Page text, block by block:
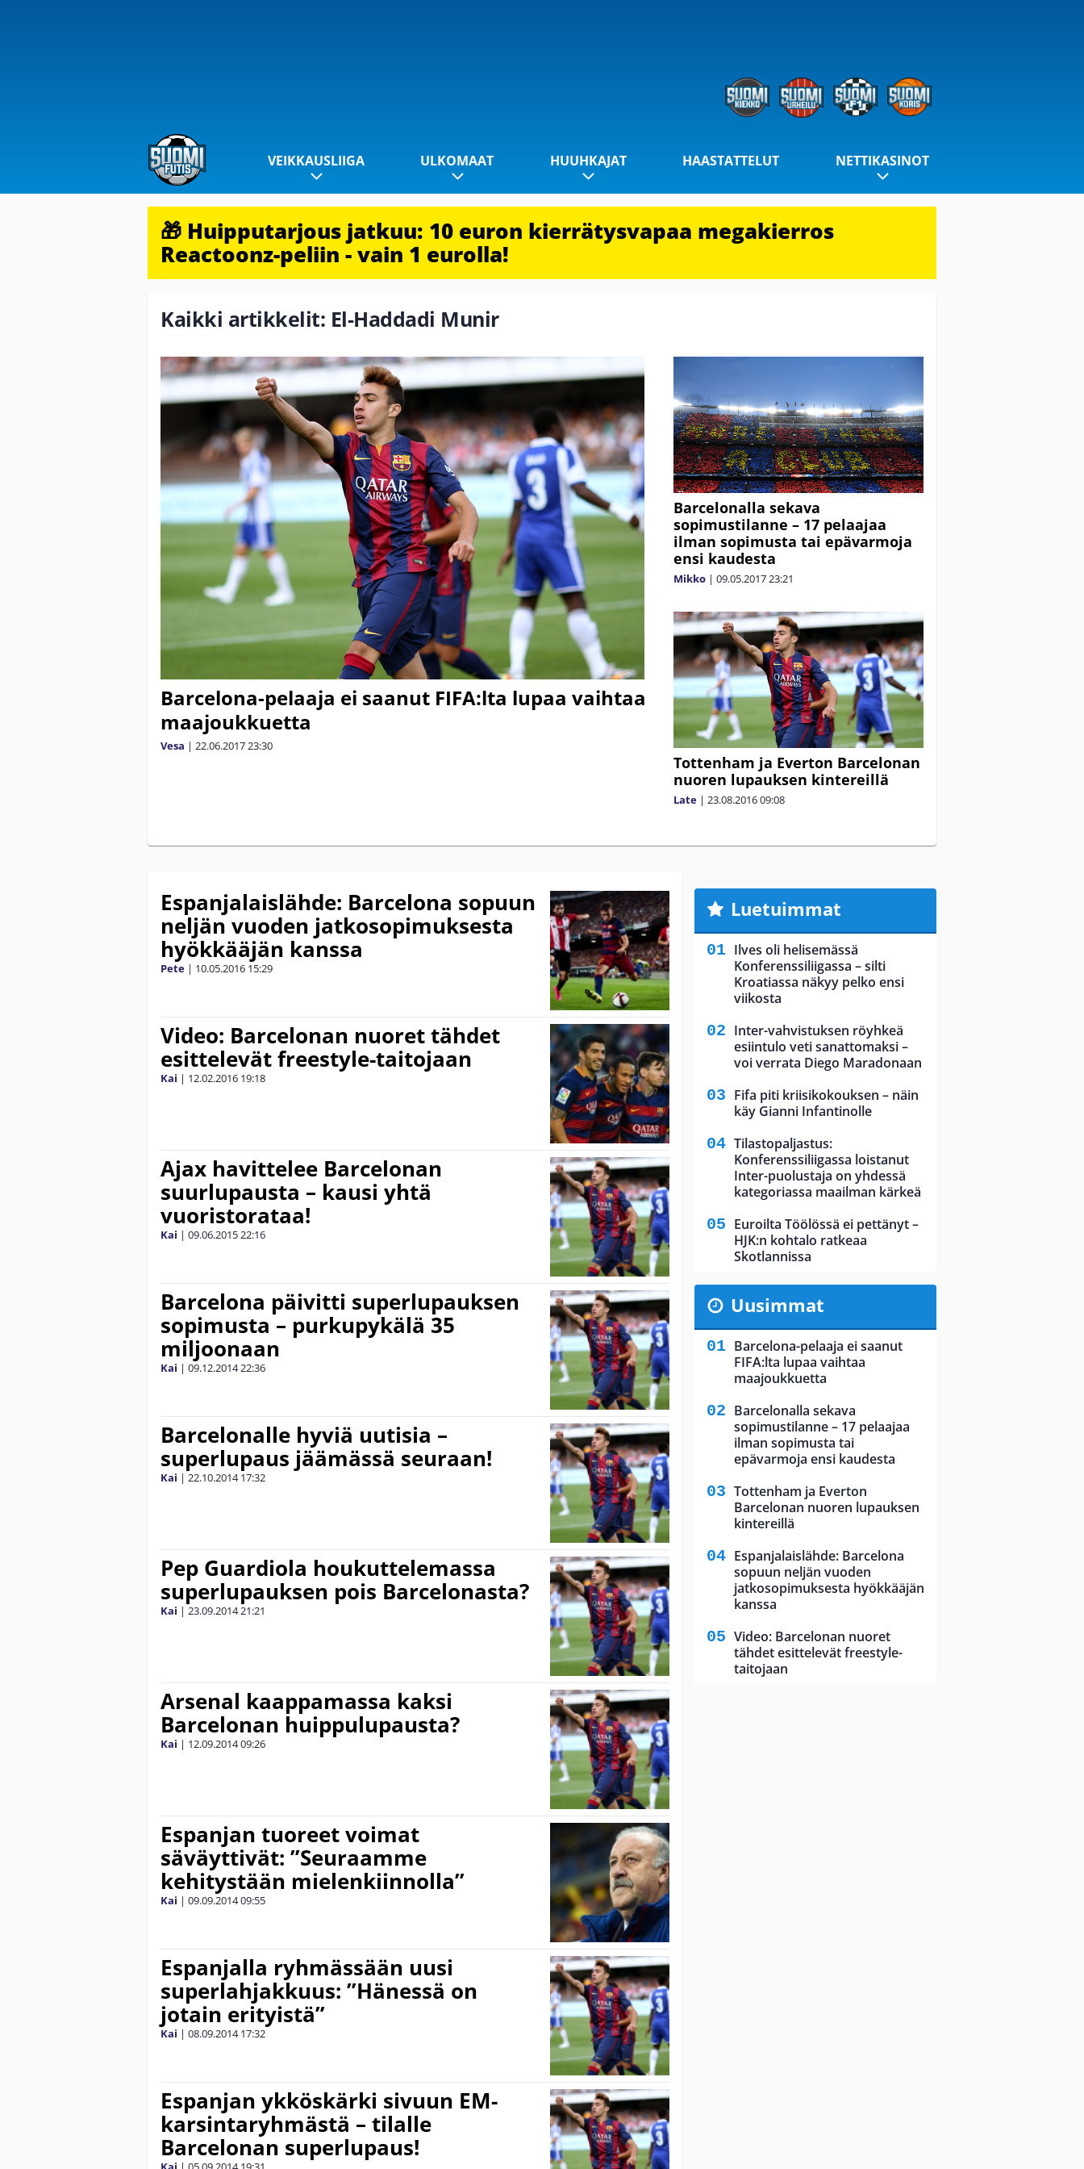
VEIKKAUSLIIGA ULKOMAAT HUUHKAJAT HAASTATTELUT NETTIKASINOT
🎁 Huipputarjous jatkuu: 10 euron kierrätysvapaa megakierros
Reactoonz-peliin - vain 1 eurolla!
Kaikki artikkelit: El-Haddadi Munir
Barcelona-pelaaja ei saanut FIFA:lta lupaa vaihtaa
maajoukkuetta
Vesa | 22.06.201723:30
Barcelonalla sekava
sopimustilanne – 17 pelaajaa
ilman sopimusta tai epävarmoja
ensi kaudesta
Mikko | 09.05.201723:21
Tottenham ja Everton Barcelonan
nuoren lupauksen kintereillä
Late | 23.08.201609:08
Espanjalaislähde: Barcelona sopuun
neljän vuoden jatkosopimuksesta
hyökkääjän kanssa
Pete | 10.05.2016 15:29
Video: Barcelonan nuoret tähdet
esittelevät freestyle-taitojaan
Kai | 12.02.2016 19:18
Ajax havittelee Barcelonan
suurlupausta – kausi yhtä
vuoristorataa!
Kai | 09.06.201522:16
Barcelona päivitti superlupauksen
sopimusta – purkupykälä 35
miljoonaan
Kai | 09.12.201422:36
Barcelonalle hyviä uutisia –
superlupaus jäämässä seuraan!
Kai | 22.10.2014 17:32
Pep Guardiola houkuttelemassa
superlupauksen pois Barcelonasta?
Kai | 23.09.201421:21
Arsenal kaappamassa kaksi
Barcelonan huippulupausta?
Kai | 12.09.201409:26
Espanjan tuoreet voimat
säväyttivät: ”Seuraamme
kehitystään mielenkiinnolla”
Kai | 09.09.201409:55
Espanjalla ryhmässään uusi
superlahjakkuus: ”Hänessä on
jotain erityistä”
Kai | 08.09.2014 17:32
Espanjan ykköskärki sivuun EM-
karsintaryhmästä – tilalle
Barcelonan superlupaus!
Luetuimmat
Ilves oli helisemässä
Konferenssiliigassa – silti
Kroatiassa näkyy pelko ensi
viikosta
Inter-vahvistuksen röyhkeä
esiintulo veti sanattomaksi –
voi verrata Diego Maradonaan
Fifa piti kriisikokouksen – näin
käy Gianni Infantinolle
Tilastopaljastus:
Konferenssiliigassa loistanut
Inter-puolustaja on yhdessä
kategoriassa maailman kärkeä
Euroilta Töölössä ei pettänyt –
HJK:n kohtalo ratkeaa
Skotlannissa
Uusimmat
Barcelona-pelaaja ei saanut
FIFA:lta lupaa vaihtaa
maajoukkuetta
Barcelonalla sekava
sopimustilanne – 17 pelaajaa
ilman sopimusta tai
epävarmoja ensi kaudesta
Tottenham ja Everton
Barcelonan nuoren lupauksen
kintereillä
Espanjalaislähde: Barcelona
sopuun neljän vuoden
jatkosopimuksesta hyökkääjän
kanssa
Video: Barcelonan nuoret
tähdet esittelevät freestyle-
taitojaan